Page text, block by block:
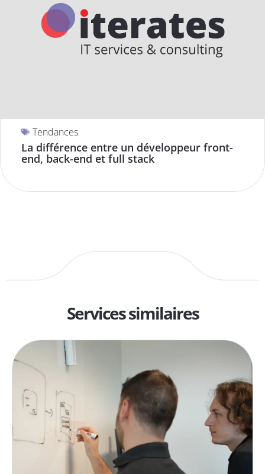
Tendances
La différence entre un développeur front-
end, back-end et full stack
Services similaires